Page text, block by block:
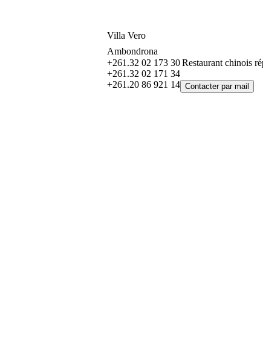
Villa Vero
Ambondrona
+261.32 02 173 30
+261.32 02 171 34
+261.20 86 921 14
Restaurant chinois